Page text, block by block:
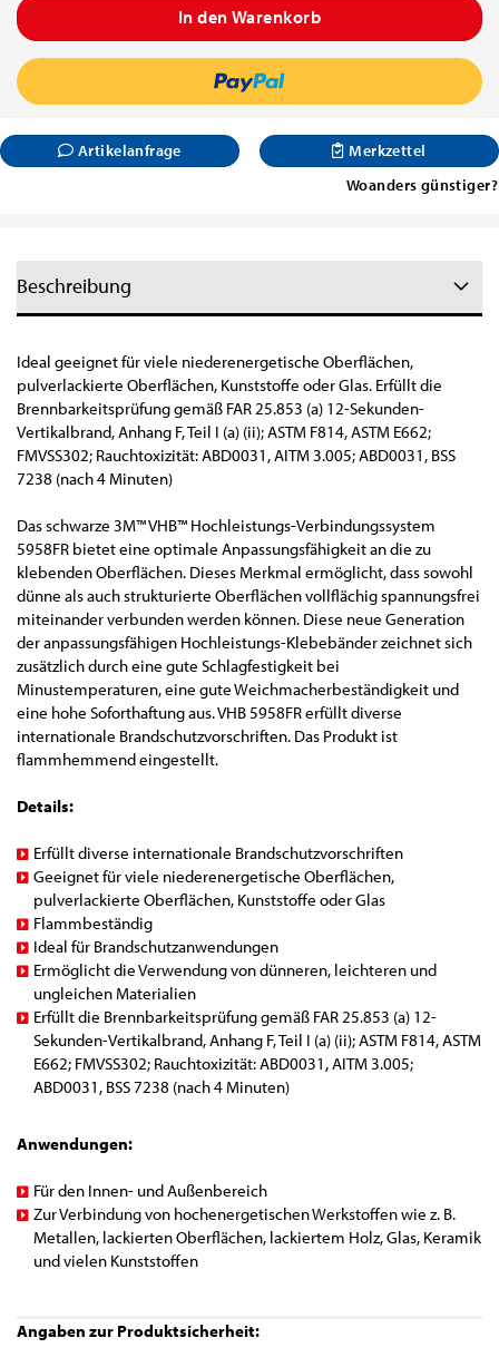
Artikelanfrage
Merkzettel
Woanders günstiger?
Beschreibung
Ideal geeignet für viele niederenergetische Oberflächen,
pulverlackierte Oberflächen, Kunststoffe oder Glas. Erfüllt die
Brennbarkeitsprüfung gemäß FAR 25.853 (a) 12-Sekunden-
Vertikalbrand, Anhang F, Teil I (a) (ii); ASTM F814, ASTM E662;
FMVSS302; Rauchtoxizität: ABD0031, AITM 3.005; ABD0031, BSS
7238 (nach 4 Minuten)
Das schwarze 3M™ VHB™ Hochleistungs-Verbindungssystem
5958FR bietet eine optimale Anpassungsfähigkeit an die zu
klebenden Oberflächen. Dieses Merkmal ermöglicht, dass sowohl
dünne als auch strukturierte Oberflächen vollflächig spannungsfrei
miteinander verbunden werden können. Diese neue Generation
der anpassungsfähigen Hochleistungs-Klebebänder zeichnet sich
zusätzlich durch eine gute Schlagfestigkeit bei
Minustemperaturen, eine gute Weichmacherbeständigkeit und
eine hohe Soforthaftung aus. VHB 5958FR erfüllt diverse
internationale Brandschutzvorschriften. Das Produkt ist
flammhemmend eingestellt.
Details:
Erfüllt diverse internationale Brandschutzvorschriften
Geeignet für viele niederenergetische Oberflächen,
pulverlackierte Oberflächen, Kunststoffe oder Glas
Flammbeständig
Ideal für Brandschutzanwendungen
Ermöglicht die Verwendung von dünneren, leichteren und
ungleichen Materialien
Erfüllt die Brennbarkeitsprüfung gemäß FAR 25.853 (a) 12-
Sekunden-Vertikalbrand, Anhang F, Teil I (a) (ii); ASTM F814, ASTM
E662; FMVSS302; Rauchtoxizität: ABD0031, AITM 3.005;
ABD0031, BSS 7238 (nach 4 Minuten)
Anwendungen:
Für den Innen- und Außenbereich
Zur Verbindung von hochenergetischen Werkstoffen wie z. B.
Metallen, lackierten Oberflächen, lackiertem Holz, Glas, Keramik
und vielen Kunststoffen
Angaben zur Produktsicherheit: